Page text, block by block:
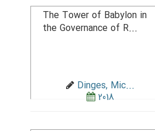
The Tower of Babylon in
the Governance of R...
Dinges, Mic...
2018